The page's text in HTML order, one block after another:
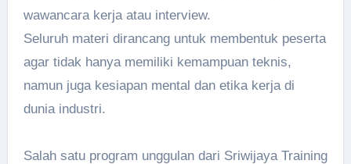
wawancara kerja atau interview.
Seluruh materi dirancang untuk membentuk peserta
agar tidak hanya memiliki kemampuan teknis,
namun juga kesiapan mental dan etika kerja di
dunia industri.
Salah satu program unggulan dari Sriwijaya Training